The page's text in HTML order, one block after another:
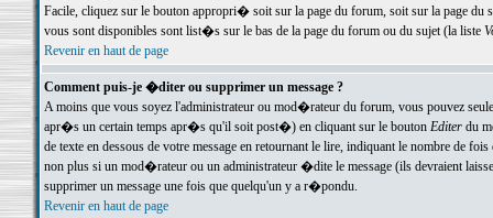
Facile, cliquez sur le bouton appropri� soit sur la page du forum, soit sur la page du
vous sont disponibles sont list�s sur le bas de la page du forum ou du sujet (la liste
Revenir en haut de page
Comment puis-je �diter ou supprimer un message ?
A moins que vous soyez l'administrateur ou mod�rateur du forum, vous pouvez
apr�s un certain temps apr�s qu'il soit post�) en cliquant sur le bouton Editerdu
de texte en dessous de votre message en retournant le lire, indiquant le nombre
non plus si un mod�rateur ou un administrateur �dite le message (ils devraient
supprimer un message une fois que quelqu'un y a r�pondu.
Revenir en haut de page